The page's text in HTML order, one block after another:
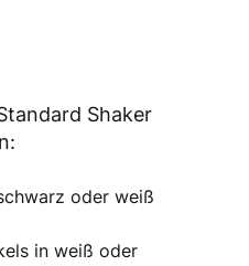
Shaker
oder weiß
in weiß oder